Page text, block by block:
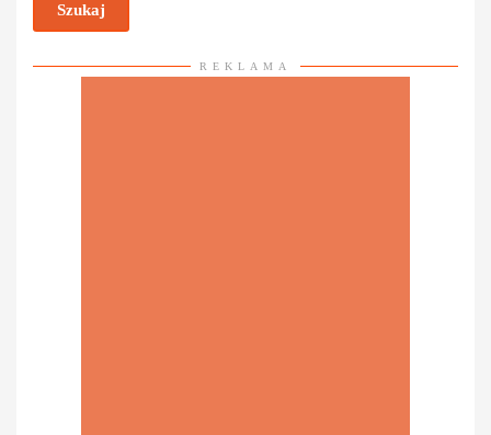
Szukaj
REKLAMA